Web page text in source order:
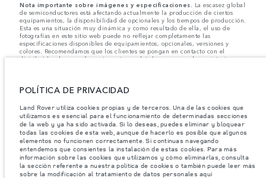
Nota importante sobre imágenes y especificaciones. La escasez global
de semiconductores está afectando actualmente la producción de ciertos
equipamientos, la disponibilidad de opcionales y los tiempos de producción.
Esta es una situación muy dinámica y como resultado de ella, el uso de
fotografías en este sitio web puede no reflejar completamente las
especificaciones disponibles de equipamientos, opcionales, versiones y
colores. Recomendamos que los clientes se pongan en contacto con el
distribuidor de su preferencia, quien podrá dar a conocer las restricciones
Jaguar Land Rover Limited busca constantemente nuevas formas de mejorar
accesorios, por lo que se producen modificaciones de forma continua y sin
previo aviso. Según el modelo, algunas funciones serán opcionales o
vendrán incluidas de serie. La información, las especificaciones, los motores
y los colores que aparecen en esta página web se basan en las
especificaciones europeas. Estos pueden variar en función del mercado y
pueden ser modificados sin previo aviso. Algunos vehículos se muestran con
equipamiento opcional y accesorios originales que pueden no estar
disponibles en todos los mercados. Ponte en contacto con tu concesionario
local para consultar disponibilidad y precios.
POLÍTICA DE PRIVACIDAD
Land Rover utiliza cookies propias y de terceros. Una de las cookies que
utilizamos es esencial para el funcionamiento de determinadas secciones
de la web y ya ha sido activada. Si lo deseas, puedes eliminar y bloquear
todas las cookies de esta web, aunque de hacerlo es posible que algunos
elementos no funcionen correctamente. Si continuas navegando
entendemos que consientes la instalación de estas cookies. Para más
información sobre las cookies que utilizamos y cómo eliminarlas, consulta
la sección referente a nuestra política de cookies o también puede leer más
sobre la modificación al tratamiento de datos personales aquí